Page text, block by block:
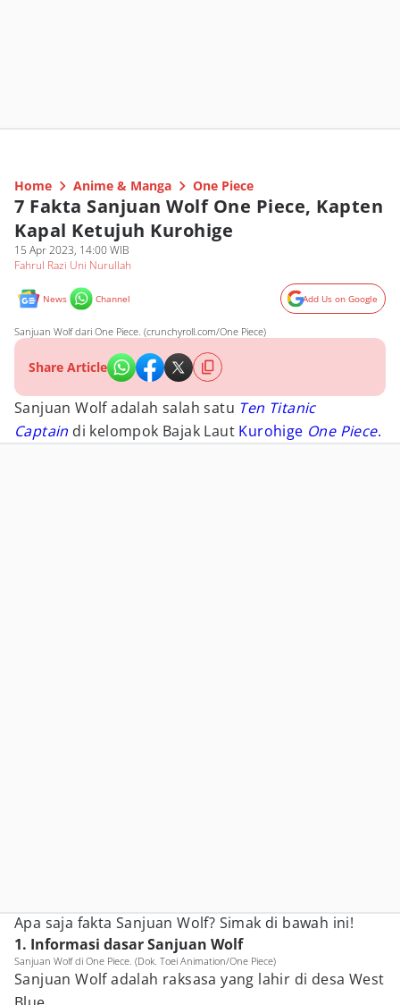
Home Anime & Manga One Piece
7 Fakta Sanjuan Wolf One Piece, Kapten
Kapal Ketujuh Kurohige
15 Apr 2023, 14:00 WIB
Fahrul Razi Uni Nurullah
News Channel Add Us on Google
Sanjuan Wolf dari One Piece. (crunchyroll.com/One Piece)
Share Article
Sanjuan Wolf adalah salah satu Ten Titanic
Captain di kelompok Bajak Laut Kurohige One Piece.
Apa saja fakta Sanjuan Wolf? Simak di bawah ini!
1. Informasi dasar Sanjuan Wolf
Sanjuan Wolf di One Piece. (Dok. Toei Animation/One Piece)
Sanjuan Wolf adalah raksasa yang lahir di desa West